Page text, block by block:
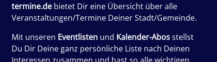
termine.de bietet Dir eine Übersicht über alle
Veranstaltungen/Termine Deiner Stadt/Gemeinde.
Mit unseren Eventlisten und Kalender-Abosstellst
Du Dir Deine ganz persönliche Liste nach Deinen
Interessen zusammen und hast so alle wichtigen